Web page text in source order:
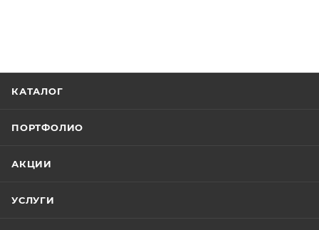
КАТАЛОГ
ПОРТФОЛИО
АКЦИИ
УСЛУГИ